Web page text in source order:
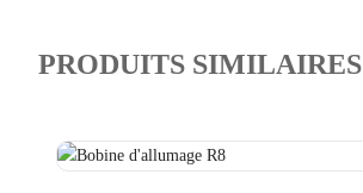
PRODUITS SIMILAIRES